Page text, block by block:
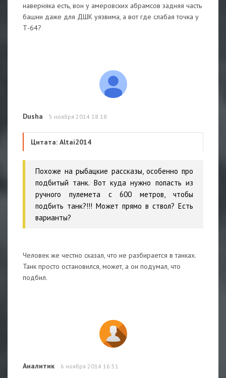
наверняка есть, вон у амеровских абрамсов задняя часть
башни даже для ДШК уязвима, а вот где слабая точка у
Т-64?
Dusha 5 ноября 2014 18:18
Цитата: Altai2014
Похоже на рыбацкие рассказы, особенно про
подбитый танк. Вот куда нужно попасть из
ручного пулемета с 600 метров, чтобы
подбить танк?!!! Может прямо в ствол? Есть
варианты?
Человек же честно сказал, что не разбирается в танках.
Танк просто остановился, может, а он подумал, что
подбил.
Аналитик 6 ноября 2014 16:51